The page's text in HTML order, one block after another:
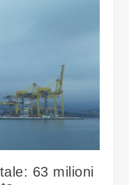
63 milioni